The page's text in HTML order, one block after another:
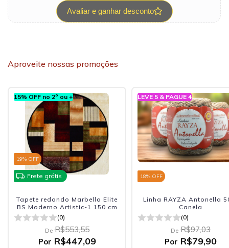
Avaliar e ganhar desconto
Aproveite nossas promoções
LEVE 5 & PAGUE 4
18% OFF
Linha RAYZA Antonella 503-
Canela
(0)
De R$97,03
Por R$79,90
15% OFF no 2º ou +
18% OFF
Frete grátis
Tapete redondo Marbella
Renaissance Ticiano 100
(0)
De R$242,67
PorR$198,48